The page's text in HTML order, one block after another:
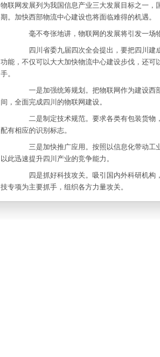
物联网发展列为我国信息产业三大发展目标之一
期。加快西部物流中心建设也将面临难得的机遇。
毫不夸张地讲，物联网的发展将引发一场物
四川省委九届四次全会提出，要把四川建
功能，不仅可以大大加快物流中心建设步伐，还
手。
一是加强统筹规划。把物联网作为建设西
间，全面完成四川的物联网建设。
二是制定技术规范。要求各类有包装货物
配有相应的识别标志。
三是加快推广应用。按照以信息化带动工
以此迅速提升四川产业的竞争能力。
四是抓好科技攻关。吸引国内外科研机构
技专项为主要抓手，组织各方力量攻关。
五是发展相关产业。建立专门的物联网工业